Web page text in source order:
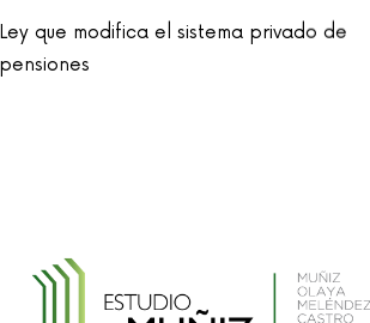
Ley que modifica el sistema privado de
pensiones
Reglamento de la Ley N° 30024, que crea
el Registro Nacional de Historias Clínicas